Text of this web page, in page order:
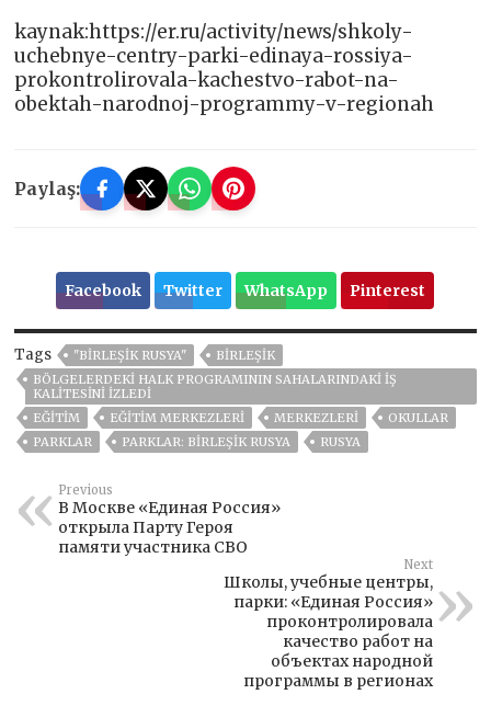
kaynak:https://er.ru/activity/news/shkoly-
uchebnye-centry-parki-edinaya-rossiya-
prokontrolirovala-kachestvo-rabot-na-
obektah-narodnoj-programmy-v-regionah
Paylaş:
Facebook Twitter WhatsApp Pinterest
Tags "BIRLEŞIK RUSYA"
BIRLEŞIK
BÖLGELERDEKI HALK PROGRAMININ SAHALARINDAKI IŞ
KALITESINI IZLEDI
EĞITIM
EĞITIM MERKEZLERI MERKEZLERI
OKULLAR
PARKLAR
PARKLAR: BIRLEŞIK RUSYA RUSYA
Previous
В Москве «Единая Россия»
открыла Парту Героя
памяти участника СВО
Next
Школы, учебные центры,
парки: «Единая Россия»
проконтролировала
качество работ на
объектах народной
программы в регионах